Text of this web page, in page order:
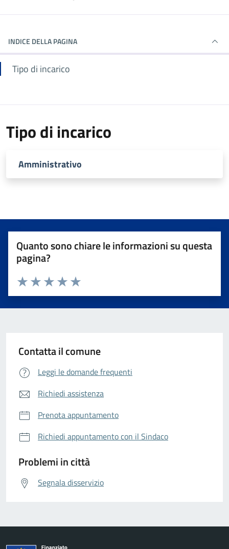
INDICE DELLA PAGINA
Tipo di incarico
Tipo di incarico
Amministrativo
Quanto sono chiare le informazioni su questa
pagina?
Valuta da 1 a 5 stelle la pagina
Valuta 5 stelle su 5
Valuta 4 stelle su 5
Valuta 3 stelle su 5
Valuta 2 stelle su 5
Valuta 1 stelle su 5
Contatta il comune
Leggi le domande frequenti
Richiedi assistenza
Prenota appuntamento
Richiedi appuntamento con il Sindaco
Problemi in città
Segnala disservizio